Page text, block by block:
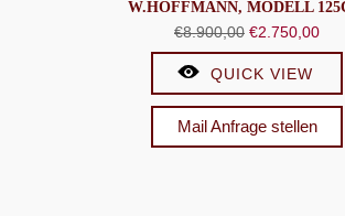
W.HOFFMANN, MODELL
€8.900,00 Ursprünglicher
Preis
war:
€8.900,00
€2.750,00
Preis
QUICK VIEW
Mail Anfrage stellen